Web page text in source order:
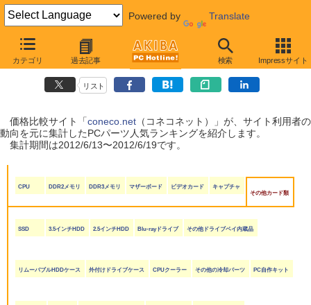
Powered by Translate
カテゴリ 過去記事 検索 Impressサイト
coneco.net人気ランキング（PCパーツ編）
（2012/6/13〜2012/6/19）
リスト
価格比較サイト「coneco.net（コネコネット）」が、サイト利用者の
動向を元に集計したPCパーツ人気ランキングを紹介します。
集計期間は2012/6/13〜2012/6/19です。
CPU DDR2メモリ DDR3メモリ マザーボード ビデオカード
キャプチャ
その他カード類
SSD 3.5インチHDD 2.5インチHDD Blu-rayドライブ その他ドライブベイ内蔵品
リムーバブルHDDケース 外付けドライブケース CPUクーラー その他の冷却パーツ PC自作キット